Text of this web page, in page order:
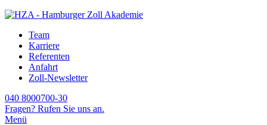
Team
Karriere
Referenten
Anfahrt
Zoll-Newsletter
040 8000700-30
Fragen? Rufen Sie uns an.
Menü